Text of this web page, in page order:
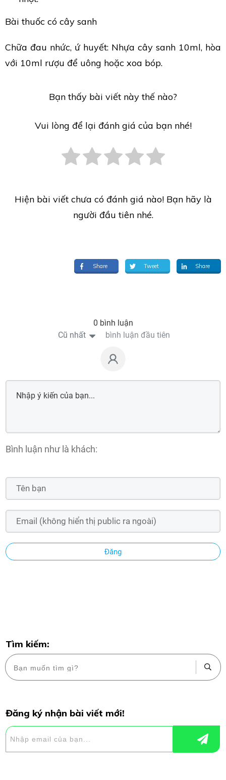
Bài thuốc có cây sanh
Chữa đau nhức, ứ huyết: Nhựa cây sanh 10ml, hòa
với 10ml rượu để uông hoặc xoa bóp.
Bạn thấy bài viết này thế nào?
Vui lòng để lại đánh giá của bạn nhé!
Hiện bài viết chưa có đánh giá nào! Bạn hãy là
người đầu tiên nhé.
Share Tweet Share
0 bình luận
Cũ nhất
bình luận đầu tiên
Bình luận như là khách:
Đăng
Tìm kiếm:
Đăng ký nhận bài viết mới!